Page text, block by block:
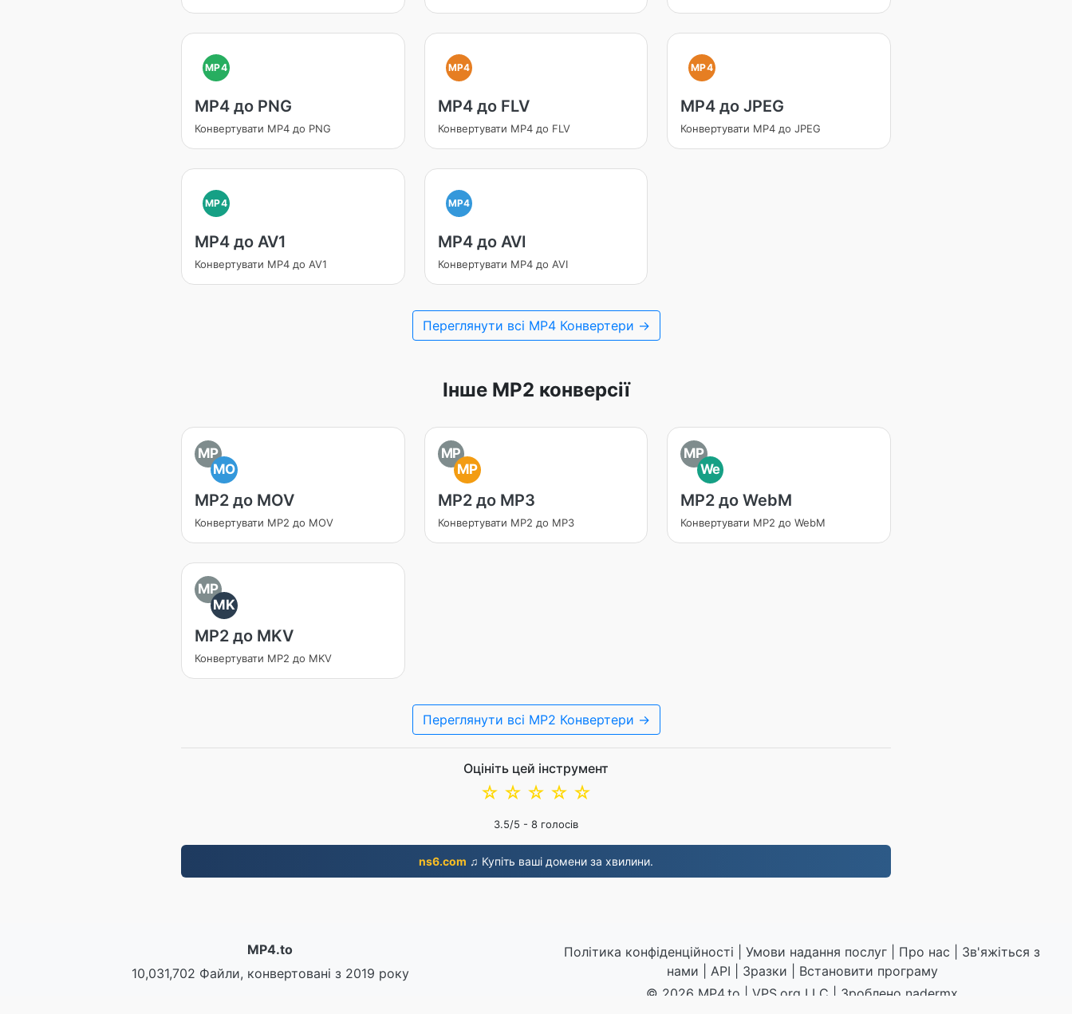
MP4
MP4 до PNG
Конвертувати MP4 до PNG
MP4
MP4 до FLV
Конвертувати MP4 до FLV
MP4
MP4 до JPEG
Конвертувати MP4 до JPEG
MP4
MP4 до AV1
Конвертувати MP4 до AV1
MP4
MP4 до AVI
Конвертувати MP4 до AVI
Переглянути всі MP4 Конвертери →
Інше MP2 конверсії
MP
MO
MP2 до MOV
Конвертувати MP2 до MOV
MP
MP
MP2 до MP3
Конвертувати MP2 до MP3
MP
We
MP2 до WebM
Конвертувати MP2 до WebM
MP
MK
MP2 до MKV
Конвертувати MP2 до MKV
Переглянути всі MP2 Конвертери →
Оцініть цей інструмент
☆
☆
☆
☆
☆
3.5/5 - 8 голосів
ns6.com ♫ Купіть ваші домени за хвилини.
MP4.to
10,031,702 Файли, конвертовані з 2019 року
Політика конфіденційності Умови надання послуг Про нас
Зв'яжіться з
нами
API Зразки
Встановити програму
© 2026 MP4.to | VPS.org LLC | Зроблено nadermx